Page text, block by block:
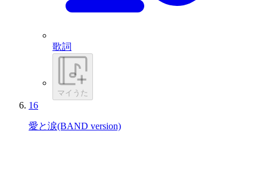
歌詞
マイうた
16
愛と涙(BAND version)